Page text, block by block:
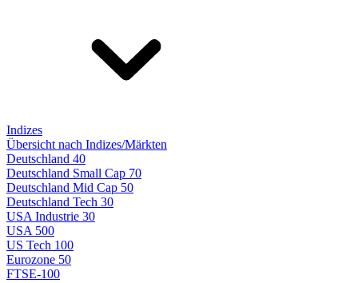
Indizes
Übersicht nach Indizes/Märkten
Deutschland 40
Deutschland Small Cap 70
Deutschland Mid Cap 50
Deutschland Tech 30
USA Industrie 30
USA 500
US Tech 100
Eurozone 50
FTSE-100